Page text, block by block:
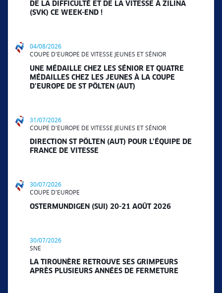
DE LA DIFFICULTÉ ET DE LA VITESSE À ZILINA
(SVK) CE WEEK-END !
04/08/2026
COUPE D'EUROPE DE VITESSE JEUNES ET SÉNIOR
UNE MÉDAILLE CHEZ LES SÉNIOR ET QUATRE
MÉDAILLES CHEZ LES JEUNES À LA COUPE
D’EUROPE DE ST PÖLTEN (AUT)
31/07/2026
COUPE D'EUROPE DE VITESSE JEUNES ET SÉNIOR
DIRECTION ST PÖLTEN (AUT) POUR L’ÉQUIPE DE
FRANCE DE VITESSE
30/07/2026
COUPE D'EUROPE
OSTERMUNDIGEN (SUI) 20-21 AOÛT 2026
30/07/2026
SNE
LA TIROUNÈRE RETROUVE SES GRIMPEURS
APRÈS PLUSIEURS ANNÉES DE FERMETURE